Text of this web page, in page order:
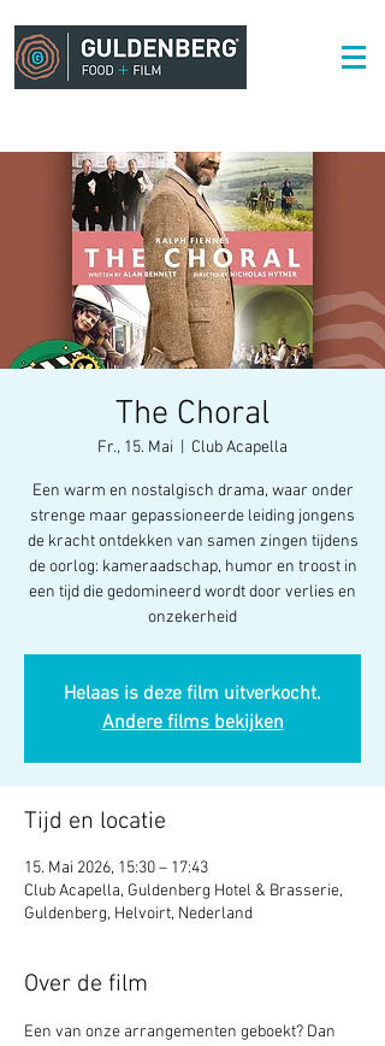
The Choral
Fr., 15. Mai Club Acapella
Een warm en nostalgisch drama, waar onder
strenge maar gepassioneerde leiding jongens
de kracht ontdekken van samen zingen tijdens
de oorlog: kameraadschap, humor en troost in
een tijd die gedomineerd wordt door verlies en
onzekerheid
Helaas is deze film uitverkocht.
Andere films bekijken
Tijd en locatie
15. Mai 2026, 15:30 – 17:43
Club Acapella, Guldenberg Hotel & Brasserie,
Guldenberg, Helvoirt, Nederland
Over de film
Een van onze arrangementen geboekt? Dan